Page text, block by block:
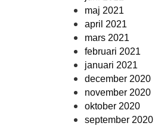
maj 2021
april 2021
mars 2021
februari 2021
januari 2021
december 2020
november 2020
oktober 2020
september 2020